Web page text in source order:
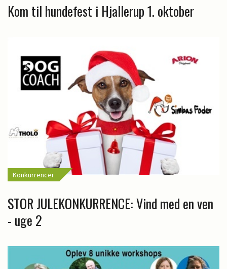
Kom til hundefest i Hjallerup 1. oktober
Konkurrencer
STOR JULEKONKURRENCE: Vind med en ven
- uge 2